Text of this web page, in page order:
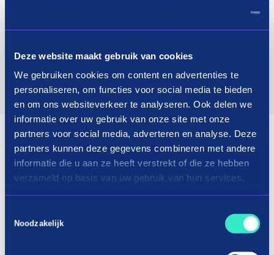
Deze website maakt gebruik van cookies
We gebruiken cookies om content en advertenties te
personaliseren, om functies voor social media te bieden
en om ons websiteverkeer te analyseren. Ook delen we
informatie over uw gebruik van onze site met onze
partners voor social media, adverteren en analyse. Deze
partners kunnen deze gegevens combineren met andere
informatie die u aan ze heeft verstrekt of die ze hebben
verzameld op basis van uw gebruik van hun services.
Noodzakelijk
style and tune your Honda like you wish.
Visit website